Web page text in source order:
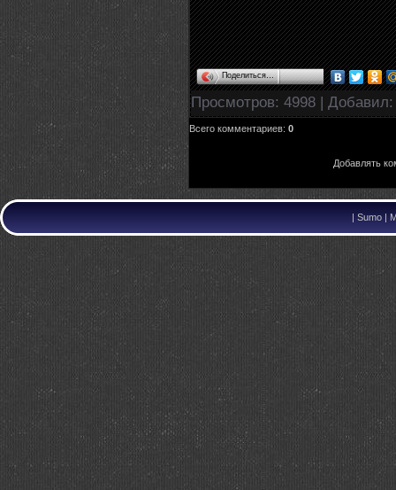
Поделиться…
Просмотров: 4998 | Добавил
Всего комментариев: 0
Добавлять
| Sumo |